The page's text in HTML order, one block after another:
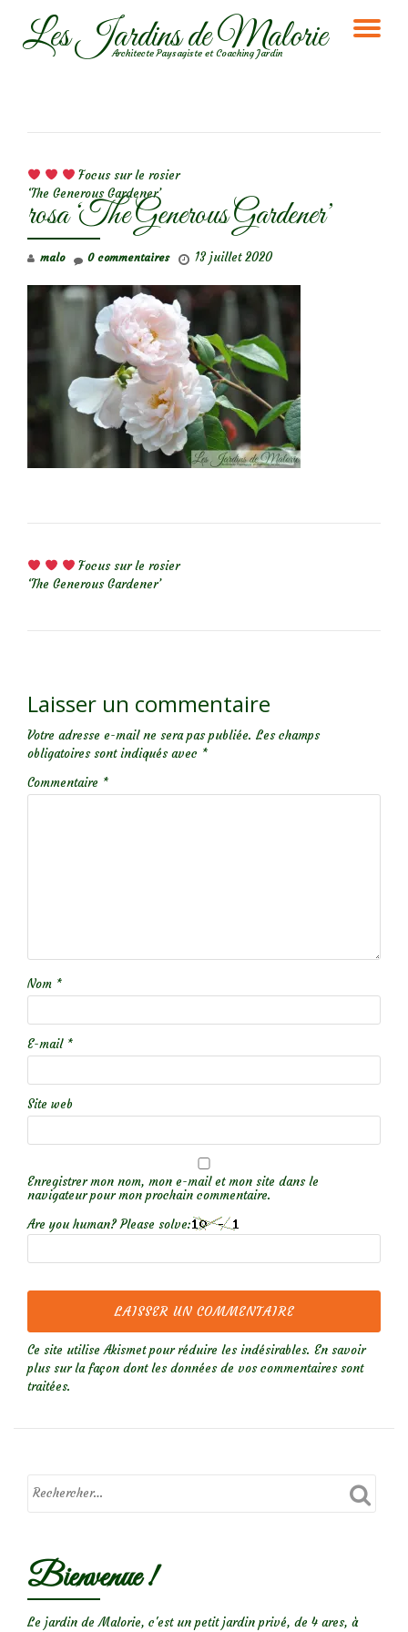
AllerLes Jardins de Malorie
Architecte Paysagiste et Coaching Jardin
Focus sur le rosier
‘The Generous Gardener’
rosa ‘The Generous Gardener’
malo 13 juillet 2020
0 commentaires
Focus sur le rosier
‘The Generous Gardener’
Laisser un commentaire
Votre adresse e-mail ne sera pas publiée. Les champs
obligatoires sont indiqués avec *
Commentaire *
Nom *
E-mail *
Site web
Enregistrer mon nom, mon e-mail et mon site dans le
navigateur pour mon prochain commentaire.
Are you human? Please solve:
Ce site utilise Akismet pour réduire les indésirables. En savoir
plus sur la façon dont les données de vos commentaires sont
traitées.
Bienvenue !
Le jardin de Malorie, c'est un petit jardin privé, de 4 ares, à